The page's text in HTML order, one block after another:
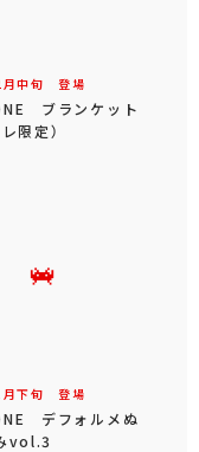
月中旬 登場
ブランケット
限定）
月下旬 登場
デフォルメぬ
vol.3